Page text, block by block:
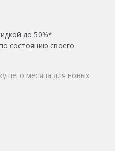
до 50%*
состоянию своего
месяца для новых